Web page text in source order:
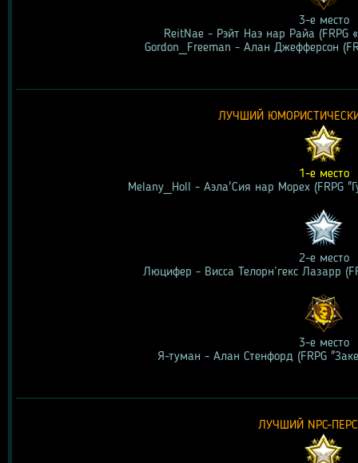
3-е место
ReitNae - Pэйт Наэ нар Райа (FRPG
Gordon_Freeman - Алан Джефферсон
ЛУЧШИЙ
1-е место
Melany_Holl - Аэла'Сия нар Морех (FRPG
2-е место
Люцифер - Висса Телорн’гекс Лазарр
3-е место
Я-туман - Алан Стенфорд (FRPG
ЛУЧШИЙ NPC-